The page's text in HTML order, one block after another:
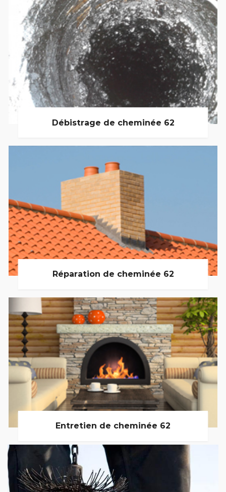
Débistrage de cheminée 62
Réparation de cheminée 62
Entretien de cheminée 62